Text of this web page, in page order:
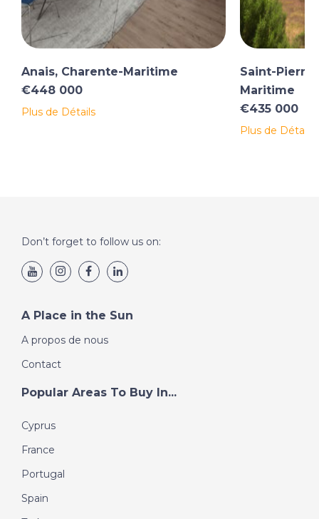
Anais, Charente-Maritime
€448 000
Plus de Détails
Saint-
Maritime
€435 000
Plus de Détails
Don’t forget to follow us on:
A Place in the Sun
A propos de nous
Contact
Popular Areas To Buy In...
Cyprus
France
Portugal
Spain